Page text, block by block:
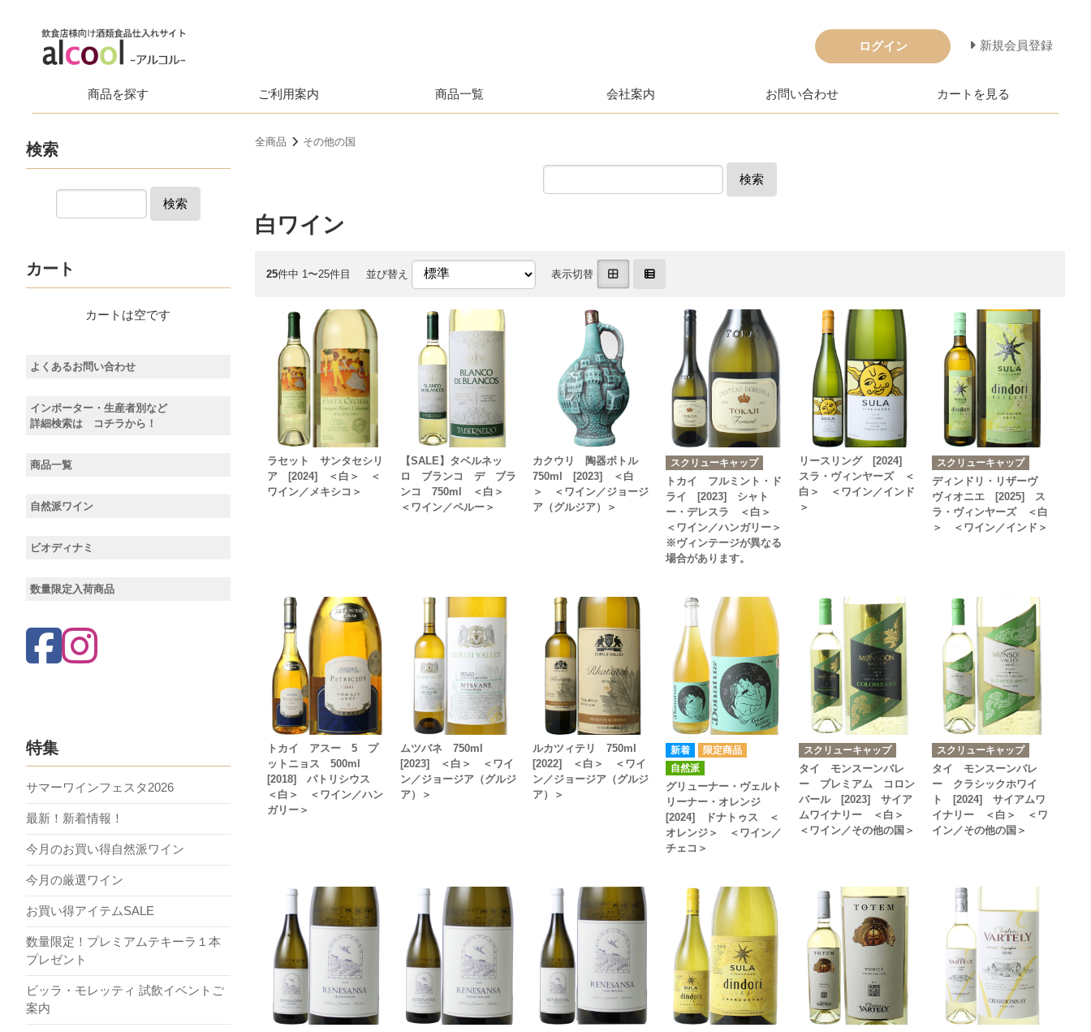
ログイン 新規会員登録
商品を探す ご利用案内 商品一覧 会社案内 お問い合わせ カートを見る
全商品 その他の国
検索
白ワイン
25件中 1〜25件目 並び替え 表示切替
ラセット サンタセシリ
ア [2024] ＜白＞ ＜
ワイン／メキシコ＞
【SALE】タベルネッ
ロ ブランコ デ ブラ
ンコ 750ml ＜白＞
＜ワイン／ペルー＞
カクウリ 陶器ボトル
750ml [2023] ＜白
＞ ＜ワイン／ジョージ
ア（グルジア）＞
スクリューキャップ
トカイ フルミント・ド
ライ [2023] シャト
ー・デレスラ ＜白＞
＜ワイン／ハンガリー＞
※ヴィンテージが異なる
場合があります。
リースリング [2024]
スラ・ヴィンヤーズ ＜
白＞ ＜ワイン／インド
＞
スクリューキャップ
ディンドリ・リザーヴ
ヴィオニエ [2025] ス
ラ・ヴィンヤーズ ＜白
＞ ＜ワイン／インド＞
トカイ アスー 5 プ
ットニョス 500ml
[2018] パトリシウス
＜白＞ ＜ワイン／ハン
ガリー＞
ムツバネ 750ml
[2023] ＜白＞ ＜ワイ
ン／ジョージア（グルジ
ア）＞
ルカツィテリ 750ml
[2022] ＜白＞ ＜ワイ
ン／ジョージア（グルジ
ア）＞
自然派
グリューナー・ヴェルト
リーナー・オレンジ
[2024] ドナトゥス ＜
オレンジ＞ ＜ワイン／
チェコ＞
スクリューキャップ
タイ モンスーンバレ
ー プレミアム コロン
バール [2023] サイア
ムワイナリー ＜白＞
＜ワイン／その他の国＞
スクリューキャップ
タイ モンスーンバレ
ー クラシックホワイ
ト [2024] サイアムワ
イナリー ＜白＞ ＜ワ
イン／その他の国＞
検索
検索
カート
カートは空です
よくあるお問い合わせ
インポーター・生産者別など
詳細検索は コチラから！
商品一覧
自然派ワイン
ビオディナミ
数量限定入荷商品
特集
サマーワインフェスタ2026
最新！新着情報！
今月のお買い得自然派ワイン
今月の厳選ワイン
お買い得アイテムSALE
数量限定！プレミアムテキーラ１本
プレゼント
ビッラ・モレッティ 試飲イベントご
案内